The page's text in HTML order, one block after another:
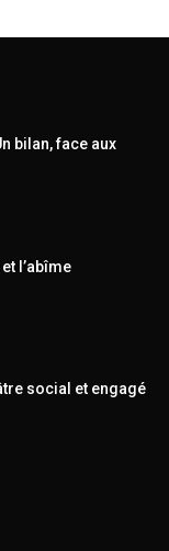
bilan, face aux
l’abîme
social et engagé